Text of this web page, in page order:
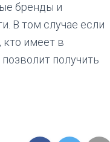
бренды и
В том случае если
кто имеет в
получить